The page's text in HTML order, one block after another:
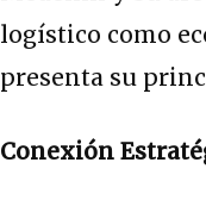
logístico como
presenta su
Conexión